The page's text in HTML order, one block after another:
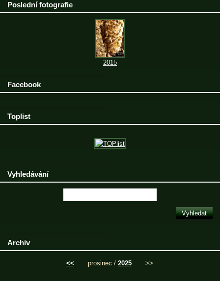
Poslední fotografie
2015
Facebook
Toplist
Vyhledávání
Archiv
<< prosinec / 2025 >>